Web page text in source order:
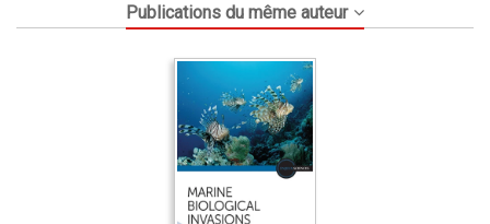
Publications du même auteur